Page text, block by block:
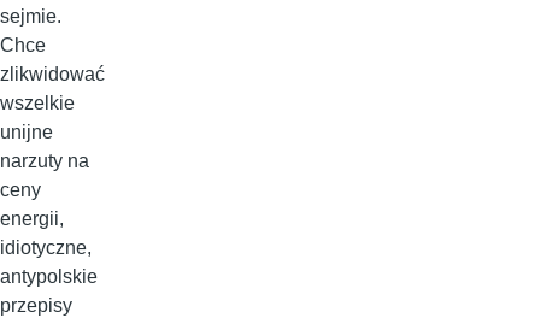
sejmie.
Chce
zlikwidować
wszelkie
unijne
narzuty na
ceny
energii,
idiotyczne,
antypolskie
przepisy